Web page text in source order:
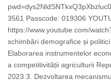
3561 Passcode: 019306
https://www.youtube.com/
schimbări demografice și
Elaborarea instrumentelor
a competitivității agriculturii
2023 3. Dezvoltarea